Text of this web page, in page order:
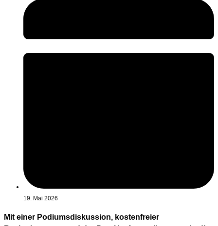
19. Mai 2026
Mit einer Podiumsdiskussion, kostenfreier